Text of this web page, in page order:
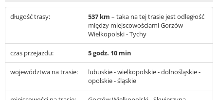
długość trasy: 537 km – taka na tej trasie jest odległość
między miejscowościami Gorzów
Wielkopolski - Tychy
czas przejazdu: 5 godz. 10 min
województwa na trasie:
lubuskie - wielkopolskie - dolnośląskie -
opolskie - śląskie